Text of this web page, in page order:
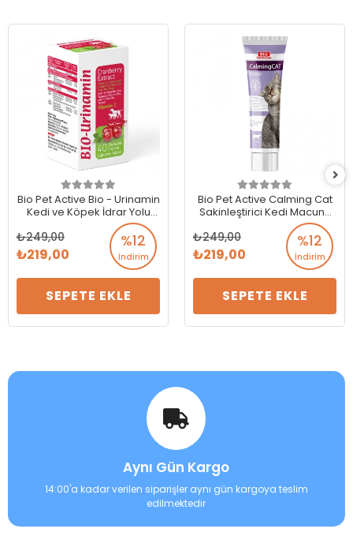
Bio Pet Active Bio - Urinamin
Kedi ve Köpek İdrar Yolu
Sağlığı Tablet (40 Tablet)
%12
İndirim
249,00
219,00
SEPETE EKLE
Bio Pet Active Calming Cat
Sakinleştirici Kedi Macunu
%12
İndirim
249,00
219,00
SEPETE EKLE
Aynı Gün Kargo
14:00'a kadar verilen siparişler aynı gün kargoya teslim
edilmektedir